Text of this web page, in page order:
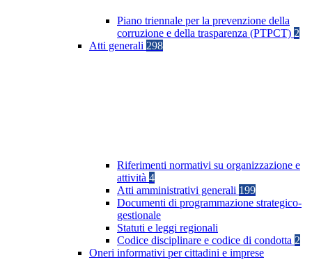
Piano triennale per la prevenzione della
corruzione e della trasparenza (PTPCT) 2
Atti generali 298
Riferimenti normativi su organizzazione e
attività 4
Atti amministrativi generali 199
Documenti di programmazione strategico-
gestionale
Statuti e leggi regionali
Codice disciplinare e codice di condotta 2
Oneri informativi per cittadini e imprese